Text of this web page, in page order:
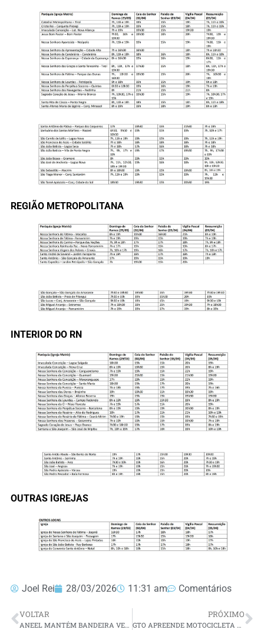
REGIÃO METROPOLITANA
INTERIOR DO RN
OUTRAS IGREJAS
Joel Rei 28/03/2026 11:31 am Comentários
VOLTAR
ANEEL MANTÉM BANDEIRA VERDE E CONTA DE LUZ NÃO TERÁ ACRÉSCIMO EM ABRIL
PRÓXIMO
GTO APREENDE MOTOCICLETA ADULTERADA EM SANTO ANTÔNIO, NO AGRESTE POTIGUAR